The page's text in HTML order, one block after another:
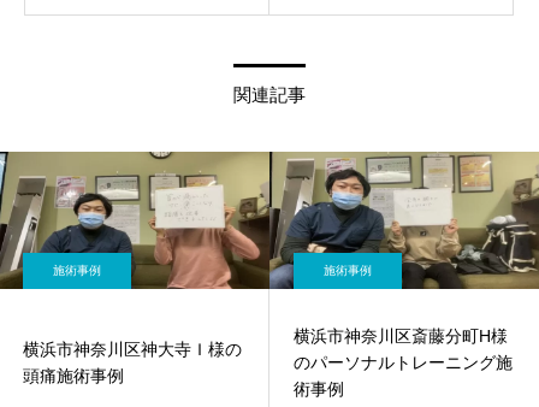
関連記事
施術事例
横浜市神奈川区神大寺Ｉ様の
頭痛施術事例
施術事例
横浜市神奈川区斎藤分町H様
のパーソナルトレーニング施
術事例